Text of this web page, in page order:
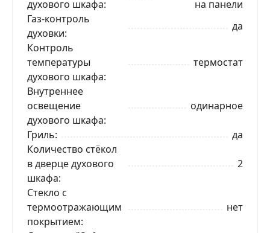
духового шкафа
на панели
Газ-контроль
духовки
да
Контроль
температуры
духового шкафа
термостат
Внутреннее
освещение
духового шкафа
одинарное
Гриль
да
Количество стёкол
в дверце духового
шкафа
2
Стекло с
термоотражающим
покрытием
нет